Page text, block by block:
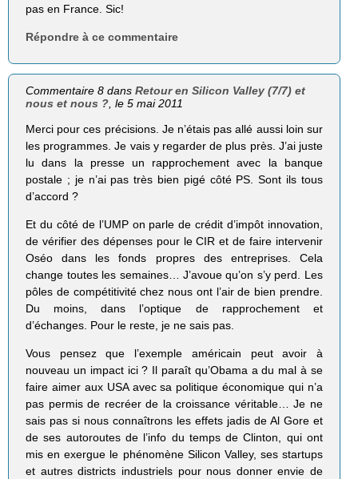
pas en France. Sic!
Répondre à ce commentaire
Commentaire 8 dansRetour en Silicon Valley (7/7) et
nous et nous ? , le 5 mai 2011
Merci pour ces précisions. Je n’étais pas allé aussi loin sur
les programmes. Je vais y regarder de plus près. J’ai juste
lu dans la presse un rapprochement avec la banque
postale ; je n’ai pas très bien pigé côté PS. Sont ils tous
d’accord ?
Et du côté de l’UMP on parle de crédit d’impôt innovation,
de vérifier des dépenses pour le CIR et de faire intervenir
Oséo dans les fonds propres des entreprises. Cela
change toutes les semaines… J’avoue qu’on s’y perd. Les
pôles de compétitivité chez nous ont l’air de bien prendre.
Du moins, dans l’optique de rapprochement et
d’échanges. Pour le reste, je ne sais pas.
Vous pensez que l’exemple américain peut avoir à
nouveau un impact ici ? Il paraît qu’Obama a du mal à se
faire aimer aux USA avec sa politique économique qui n’a
pas permis de recréer de la croissance véritable… Je ne
sais pas si nous connaîtrons les effets jadis de Al Gore et
de ses autoroutes de l’info du temps de Clinton, qui ont
mis en exergue le phénomène Silicon Valley, ses startups
et autres districts industriels pour nous donner envie de